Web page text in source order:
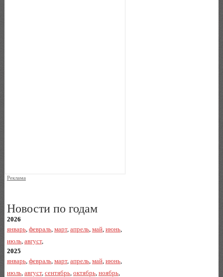
Реклама
Новости по годам
2026
январь, февраль, март, апрель, май, июнь,
июль, август,
2025
январь, февраль, март, апрель, май, июнь,
июль, август, сентябрь, октябрь, ноябрь,